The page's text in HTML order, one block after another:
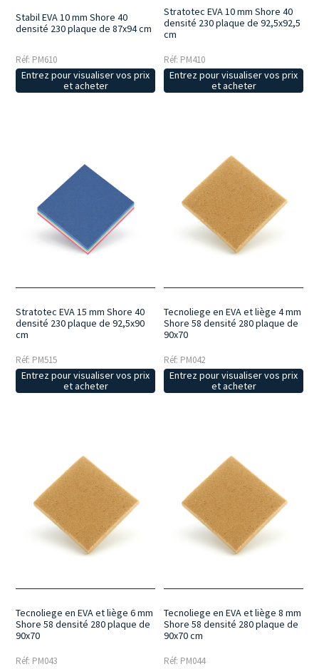
Stabil EVA 10 mm Shore 40
densité 230 plaque de 87x94 cm
Réf: PM610
Entrez pour visualiser vos prix
et acheter
Stratotec EVA 10 mm Shore 40
densité 230 plaque de 92,5x92,5
cm
Réf: PM410
Entrez pour visualiser vos prix
et acheter
Stratotec EVA 15 mm Shore 40
densité 230 plaque de 92,5x90
cm
Réf: PM515
Entrez pour visualiser vos prix
et acheter
Tecnoliege en EVA et liège 4 mm
Shore 58 densité 280 plaque de
90x70
Réf: PM042
Entrez pour visualiser vos prix
et acheter
Tecnoliege en EVA et liège 6 mm
Shore 58 densité 280 plaque de
90x70
Réf: PM043
Tecnoliege en EVA et liège 8 mm
Shore 58 densité 280 plaque de
90x70 cm
Réf: PM044